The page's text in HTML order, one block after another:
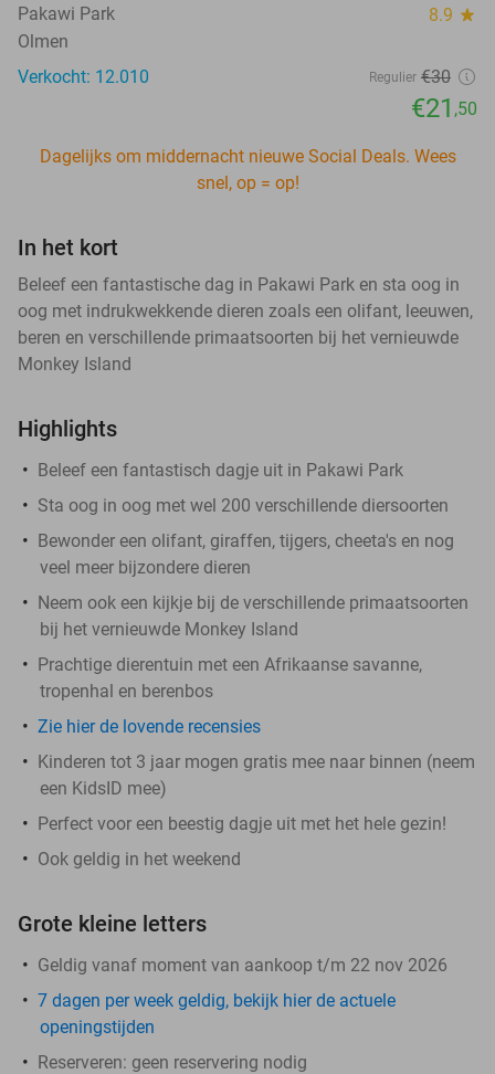
Pakawi Park 8.9 star
Olmen
Verkocht: 12.010
Regulier €30
€21 ,50
Dagelijks om middernacht nieuwe Social Deals. Wees
snel, op = op!
In het kort
Beleef een fantastische dag in Pakawi Park en sta oog in
oog met indrukwekkende dieren zoals een olifant, leeuwen,
beren en verschillende primaatsoorten bij het vernieuwde
Monkey Island
Highlights
Beleef een fantastisch dagje uit in Pakawi Park
Sta oog in oog met wel 200 verschillende diersoorten
Bewonder een olifant, giraffen, tijgers, cheeta's en nog
veel meer bijzondere dieren
Neem ook een kijkje bij de verschillende primaatsoorten
bij het vernieuwde Monkey Island
Prachtige dierentuin met een Afrikaanse savanne,
tropenhal en berenbos
Zie hier de lovende recensies
Kinderen tot 3 jaar mogen gratis mee naar binnen (neem
een KidsID mee)
Perfect voor een beestig dagje uit met het hele gezin!
Ook geldig in het weekend
Grote kleine letters
Geldig vanaf moment van aankoop t/m 22 nov 2026
7 dagen per week geldig, bekijk hier de actuele
openingstijden
Reserveren: geen reservering nodig